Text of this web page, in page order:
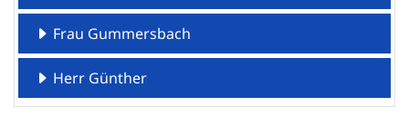
Frau Gummersbach
Herr Günther